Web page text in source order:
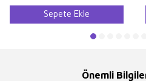
Sepete Ekle
Önemli